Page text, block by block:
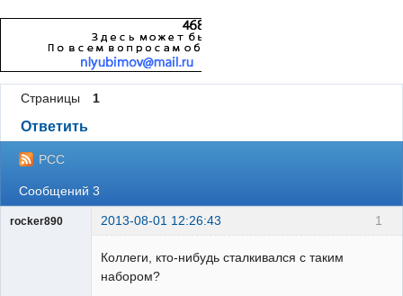
Страницы 1
Ответить
РСС
Сообщений 3
1
rocker890 2013-08-01 12:26:43
ГИПроектировщик
Коллеги, кто-нибудь сталкивался с таким
набором?